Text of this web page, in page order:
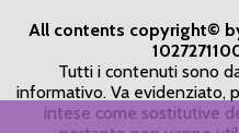
All contents copyright©
Tutti i contenuti sono
informativo. Va evidenziato,
intese come sostitutive